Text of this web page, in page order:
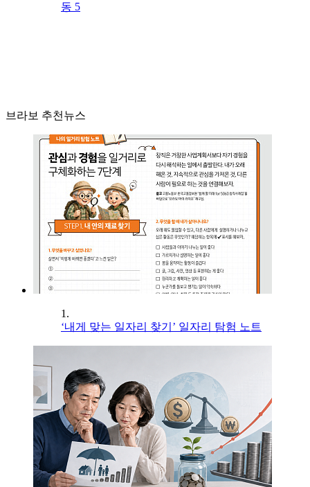
동 5
브라보 추천뉴스
1.
‘내게 맞는 일자리 찾기’ 일자리 탐험 노트